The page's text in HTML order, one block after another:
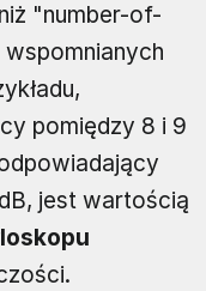
"number-of-
pomiędzy 8 i 9
jest wartością